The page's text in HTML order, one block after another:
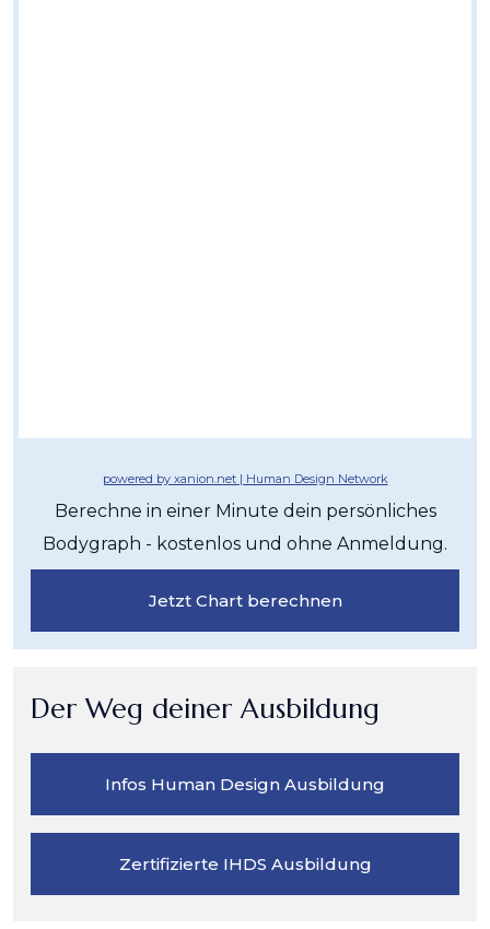
powered by xanion.net | Human Design Network
Berechne in einer Minute dein persönliches
Bodygraph - kostenlos und ohne Anmeldung.
Jetzt Chart berechnen
Der Weg deiner Ausbildung
Infos Human Design Ausbildung
Zertifizierte IHDS Ausbildung